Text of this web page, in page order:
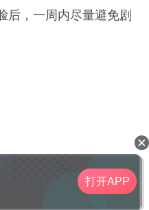
后，一周内尽量避免剧
打开APP